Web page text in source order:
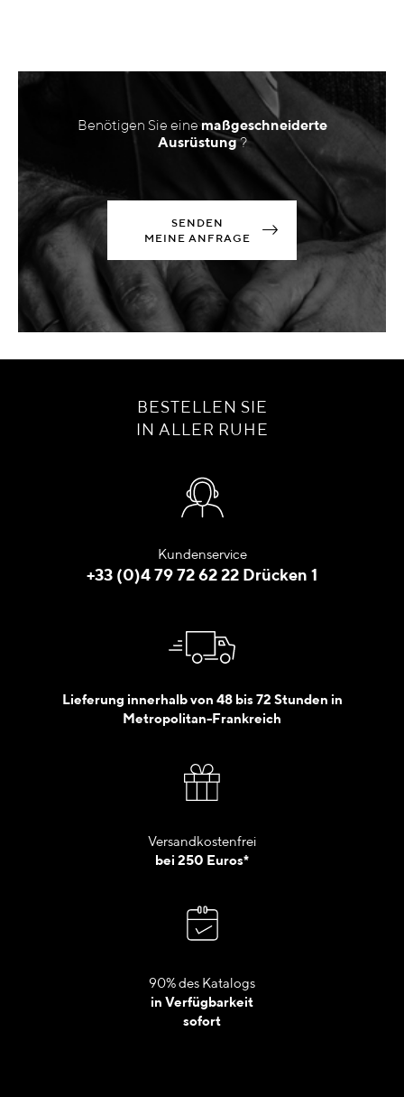
Benötigen Sie einemaßgeschneiderte
Ausrüstung?
SENDEN
MEINE ANFRAGE
BESTELLEN SIE
IN ALLER RUHE
Kundenservice
+33 (0)4 79 72 62 22 Drücken 1
Lieferung innerhalb von 48 bis 72 Stunden in
Metropolitan-Frankreich
Versandkostenfrei
bei 250 Euros*
90% des Katalogs
in Verfügbarkeit
sofort